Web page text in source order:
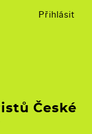
České
Přihlásit